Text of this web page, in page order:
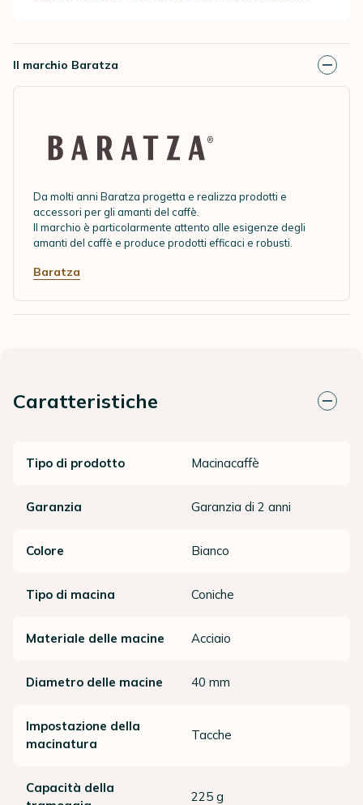
Il marchio Baratza
Da molti anni Baratza progetta e realizza prodotti e
accessori per gli amanti del caffè.
Il marchio è particolarmente attento alle esigenze degli
amanti del caffè e produce prodotti efficaci e robusti.
Baratza
Caratteristiche
Tipo di prodotto Macinacaffè
Garanzia Garanzia di 2 anni
Colore Bianco
Tipo di macina Coniche
Materiale delle macine Acciaio
Diametro delle macine 40 mm
Impostazione della
macinatura
Tacche
Capacità della
225 g